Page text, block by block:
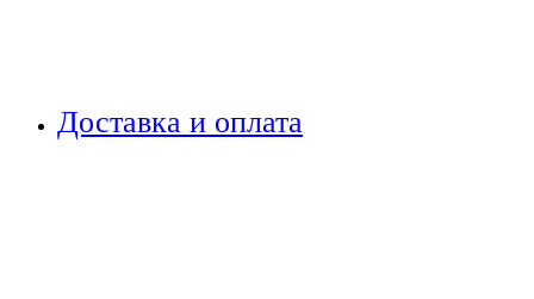
Доставка и оплата